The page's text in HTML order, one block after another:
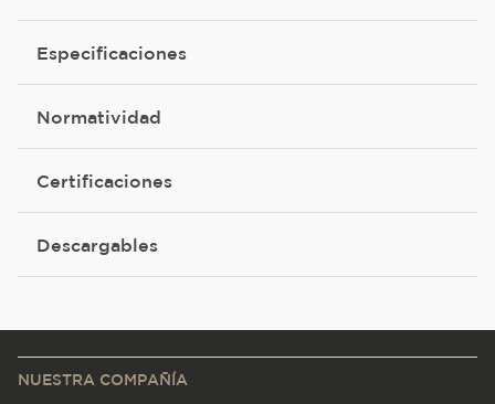
Especificaciones
Normatividad
Certificaciones
Descargables
NUESTRA COMPAÑÍA